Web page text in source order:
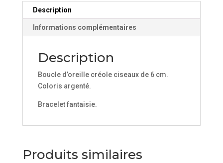
Description
Informations complémentaires
Description
Boucle d’oreille créole ciseaux de 6 cm.
Coloris argenté.
Bracelet fantaisie.
Produits similaires